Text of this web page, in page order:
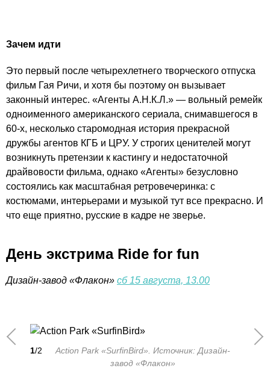
Зачем идти
Это первый после четырехлетнего творческого отпуска
фильм Гая Ричи, и хотя бы поэтому он вызывает
законный интерес. «Агенты А.Н.К.Л.» — вольный ремейк
одноименного американского сериала, снимавшегося в
60-х, несколько старомодная история прекрасной
дружбы агентов КГБ и ЦРУ. У строгих ценителей могут
возникнуть претензии к кастингу и недостаточной
драйвовости фильма, однако «Агенты» безусловно
состоялись как масштабная ретровечеринка: с
костюмами, интерьерами и музыкой тут все прекрасно. И
что еще приятно, русские в кадре не зверье.
День экстрима Ride for fun
Дизайн-завод «Флакон» сб 15 августа, 13.00
1/2
Action Park «SurfinBird». Источник: Дизайн-
завод «Флакон»